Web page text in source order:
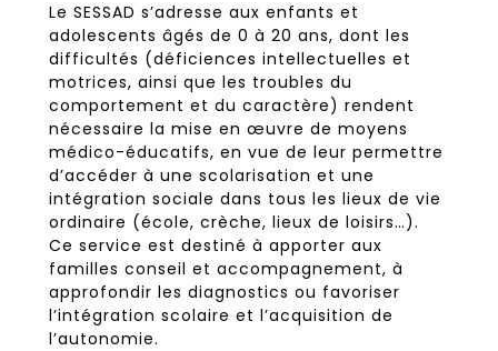
Le SESSAD s’adresse aux enfants et
adolescents âgés de 0 à 20 ans, dont les
difficultés (déficiences intellectuelles et
motrices, ainsi que les troubles du
comportement et du caractère) rendent
nécessaire la mise en œuvre de moyens
médico-éducatifs, en vue de leur permettre
d’accéder à une scolarisation et une
intégration sociale dans tous les lieux de vie
ordinaire (école, crèche, lieux de loisirs…).
Ce service est destiné à apporter aux
familles conseil et accompagnement, à
approfondir les diagnostics ou favoriser
l’intégration scolaire et l’acquisition de
l’autonomie.